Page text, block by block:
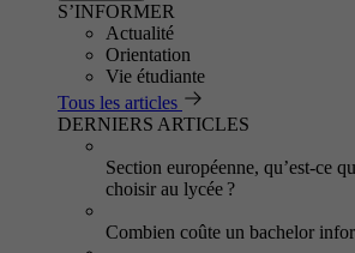
S’INFORMER
Actualité
Orientation
Vie étudiante
Tous les articles
DERNIERS ARTICLES
Section européenne, qu’est-ce
choisir au lycée ?
Combien coûte un bachelor